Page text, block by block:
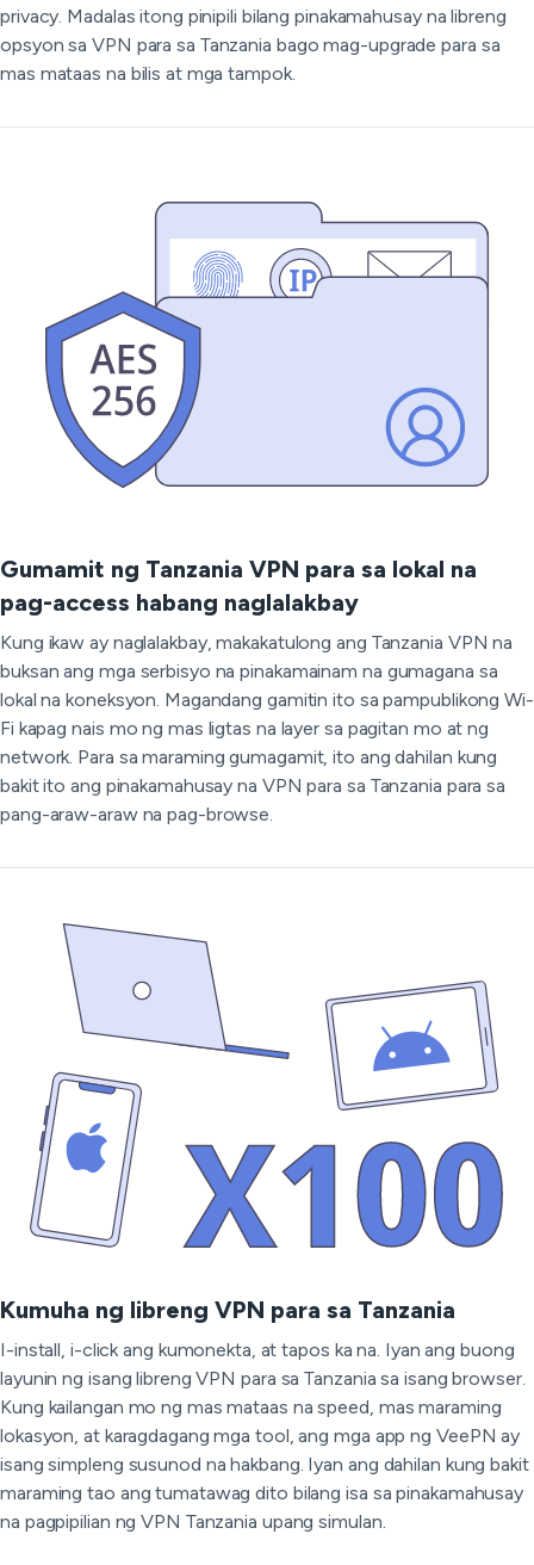
privacy. Madalas itong pinipili bilang pinakamahusay na libreng
opsyon sa VPN para sa Tanzania bago mag-upgrade para sa
mas mataas na bilis at mga tampok.
Gumamit ng Tanzania VPN para sa lokal na
pag-access habang naglalakbay
Kung ikaw ay naglalakbay, makakatulong ang Tanzania VPN na
buksan ang mga serbisyo na pinakamainam na gumagana sa
lokal na koneksyon. Magandang gamitin ito sa pampublikong Wi-
Fi kapag nais mo ng mas ligtas na layer sa pagitan mo at ng
network. Para sa maraming gumagamit, ito ang dahilan kung
bakit ito ang pinakamahusay na VPN para sa Tanzania para sa
pang-araw-araw na pag-browse.
Kumuha ng libreng VPN para sa Tanzania
I-install, i-click ang kumonekta, at tapos ka na. Iyan ang buong
layunin ng isang libreng VPN para sa Tanzania sa isang browser.
Kung kailangan mo ng mas mataas na speed, mas maraming
lokasyon, at karagdagang mga tool, ang mga app ng VeePN ay
isang simpleng susunod na hakbang. Iyan ang dahilan kung bakit
maraming tao ang tumatawag dito bilang isa sa pinakamahusay
na pagpipilian ng VPN Tanzania upang simulan.